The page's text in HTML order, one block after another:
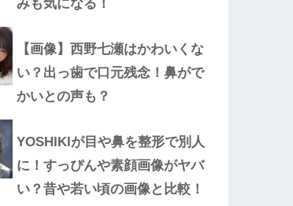
みも気になる！
【画像】西野七瀬はかわいくな
い？出っ歯で口元残念！鼻がで
かいとの声も？
YOSHIKIが目や鼻を整形で別人
に！すっぴんや素顔画像がヤバ
い？昔や若い頃の画像と比較！